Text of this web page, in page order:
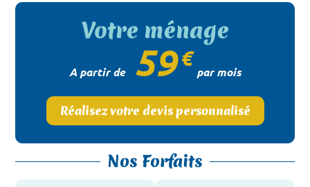
Votre ménage
A partir de59 €
par mois
Réalisez votre devis personnalisé
Nos Forfaits
Le
Le
Coup